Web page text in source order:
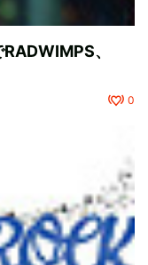
、
0